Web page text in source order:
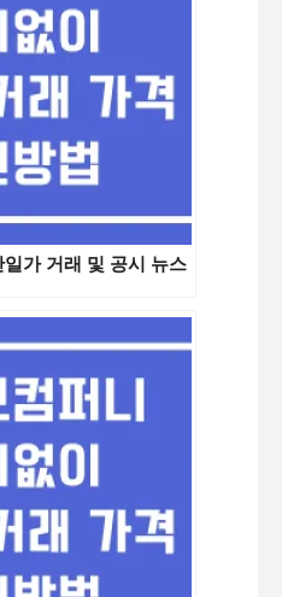
가 거래 및 공시 뉴스